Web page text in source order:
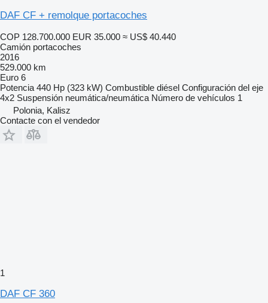
DAF CF + remolque portacoches
COP 128.700.000 EUR 35.000 ≈ US$ 40.440
Camión portacoches
2016
529.000 km
Euro 6
Potencia 440 Hp (323 kW) Combustible diésel Configuración del eje
4x2 Suspensión neumática/neumática Número de vehículos 1
Polonia, Kalisz
Contacte con el vendedor
1
DAF CF 360